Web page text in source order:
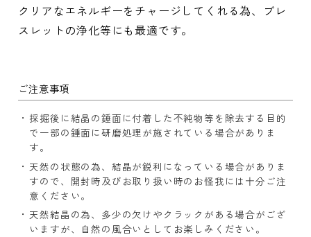
クリアなエネルギーをチャージしてくれる為、ブレ
スレットの浄化等にも最適です。
ご注意事項
採掘後に結晶の錘面に付着した不純物等を除去する目的
で一部の錘面に研磨処理が施されている場合がありま
す。
天然の状態の為、結晶が鋭利になっている場合がありま
すので、開封時及びお取り扱い時のお怪我には十分ご注
意ください。
天然結晶の為、多少の欠けやクラックがある場合がござ
いますが、自然の風合いとしてお楽しみください。